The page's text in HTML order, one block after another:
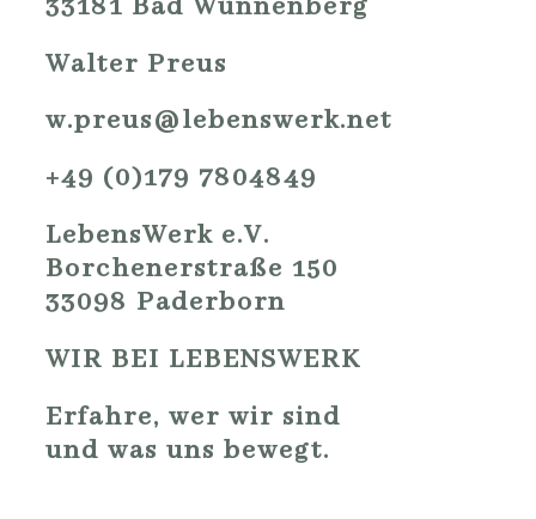
Walter Preus
w.preus@lebenswerk.net
+49 (0)179 7804849
LebensWerk e.V.
Borchenerstraße 150
33098 Paderborn
WIR BEI LEBENSWERK
Erfahre, wer wir sind
und was uns bewegt.